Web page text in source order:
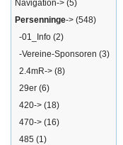
Navigation-> (5)
Persenninge-> (548)
-01_Info (2)
-Vereine-Sponsoren (3)
2.4mR-> (8)
29er (6)
420-> (18)
470-> (16)
485 (1)